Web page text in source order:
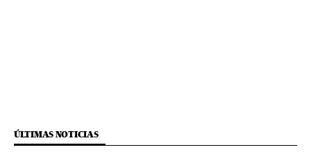
ÚLTIMAS NOTICIAS